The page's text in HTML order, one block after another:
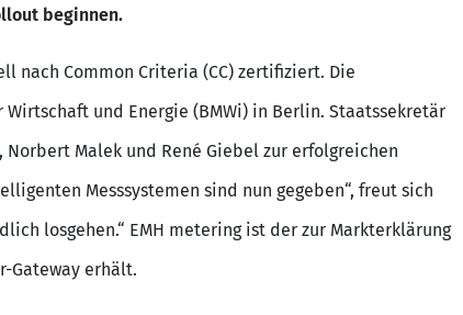
beginnen.
nach Common Criteria (CC) zertifiziert. Die
und Energie (BMWi) in Berlin. Staatssekretär
Malek und René Giebel zur erfolgreichen
Messsystemen sind nun gegeben“, freut sich
losgehen.“ EMH metering ist der zur Markterklärung
Gateway erhält.